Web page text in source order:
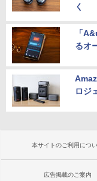
く
「
るオ
ロジ
本サイトのご利用につ
広告掲載のご案内